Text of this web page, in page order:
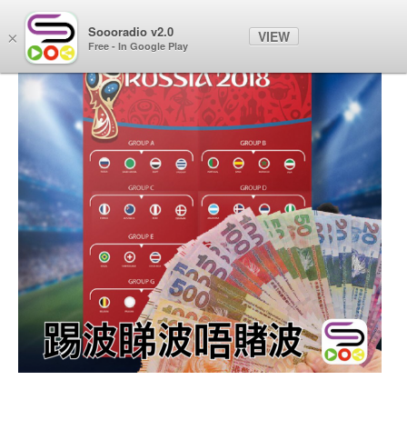
× Soooradio v2.0
Free - In Google Play
VIEW